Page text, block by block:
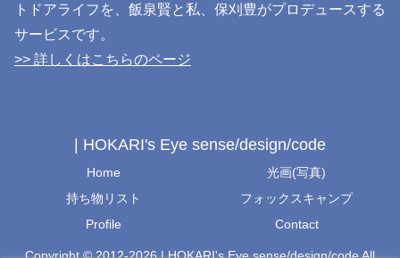
トドアライフを、飯泉賢と私、保刈豊がプロデュースする
サービスです。
>> 詳しくはこちらのページ
| HOKARI's Eye sense/design/code
Home
光画(写真)
持ち物リスト
フォックスキャンプ
Profile
Contact